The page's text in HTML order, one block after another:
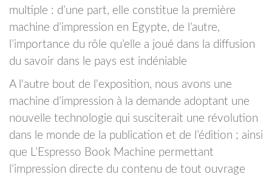
multiple : d’une part, elle constitue la première
machine d’impression en Egypte, de l’autre,
l’importance du rôle qu’elle a joué dans la diffusion
du savoir dans le pays est indéniable
A l'autre bout de l'exposition, nous avons une
machine d’impression à la demande adoptant une
nouvelle technologie qui susciterait une révolution
dans le monde de la publication et de l’édition ; ainsi
que L’Espresso Book Machine permettant
l’impression directe du contenu de tout ouvrage